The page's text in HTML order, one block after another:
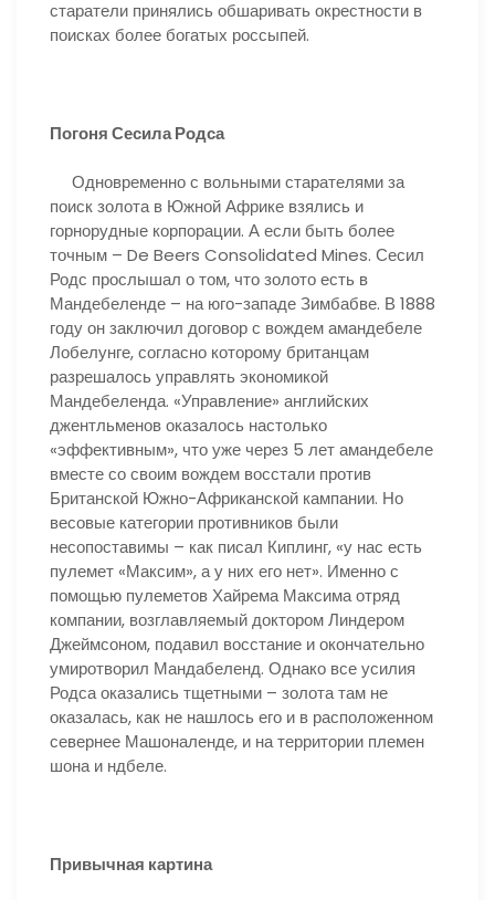
старатели принялись обшаривать окрестности в
поисках более богатых россыпей.
Погоня Сесила Родса
Одновременно с вольными старателями за
поиск золота в Южной Африке взялись и
горнорудные корпорации. А если быть более
точным – De Beers Consolidated Mines. Сесил
Родс прослышал о том, что золото есть в
Мандебеленде – на юго-западе Зимбабве. В 1888
году он заключил договор с вождем амандебеле
Лобелунге, согласно которому британцам
разрешалось управлять экономикой
Мандебеленда. «Управление» английских
джентльменов оказалось настолько
«эффективным», что уже через 5 лет амандебеле
вместе со своим вождем восстали против
Британской Южно-Африканской кампании. Но
весовые категории противников были
несопоставимы – как писал Киплинг, «у нас есть
пулемет «Максим», а у них его нет». Именно с
помощью пулеметов Хайрема Максима отряд
компании, возглавляемый доктором Линдером
Джеймсоном, подавил восстание и окончательно
умиротворил Мандабеленд. Однако все усилия
Родса оказались тщетными – золота там не
оказалась, как не нашлось его и в расположенном
севернее Машоналенде, и на территории племен
шона и ндбеле.
Привычная картина